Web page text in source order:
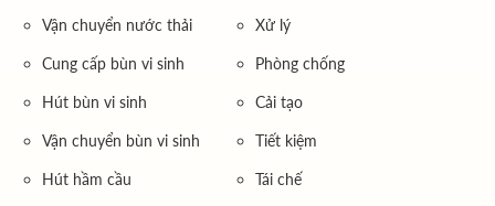
Vận chuyển nước thải
Cung cấp bùn vi sinh
Hút bùn vi sinh
Vận chuyển bùn vi sinh
Hút hầm cầu
Xử lý
Phòng chống
Cải tạo
Tiết kiệm
Tái chế